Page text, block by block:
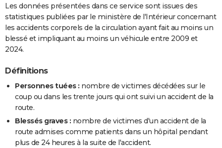
FORUM
Bricolage
Television
Les données présentées dans ce service sont issues des
statistiques publiées par le ministère de l'Intérieur concernant
les accidents corporels de la circulation ayant fait au moins un
blessé et impliquant au moins un véhicule entre 2009 et
2024.
Définitions
Personnes tuées : nombre de victimes décédées sur le
coup ou dans les trente jours qui ont suivi un accident de la
route.
Blessés graves : nombre de victimes d'un accident de la
route admises comme patients dans un hôpital pendant
plus de 24 heures à la suite de l'accident.